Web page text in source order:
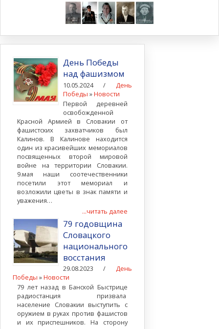
День Победы
над фашизмом
10.05.2024 / День
Победы »Новости
Первой деревней
освобожденной
Красной Армией в Словакии от
фашистских захватчиков был
Калинов. В Калинове находится
один из красивейших мемориалов
посвященных второй мировой
войне на территории Словакии.
9.мая наши соотечественники
посетили этот мемориал и
возложили цветы в знак памяти и
уважения…
...читать далее
79 годовщина
Словацкого
национального
восстания
29.08.2023 / День
Победы »Новости
79 лет назад в Банской Быстрице
радиостанция призвала
население Словакии выступить с
оружием в руках против фашистов
и их приспешников. На сторону